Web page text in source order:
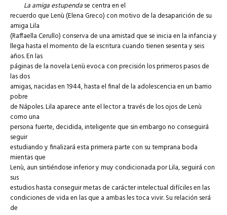
La amiga estupendase centra en el
recuerdo que Lenù (Elena Greco) con motivo de la desaparición de su
amiga Lila
(Raffaella Cerullo) conserva de una amistad que se inicia en la infancia y
llega hasta el momento de la escritura cuando tienen sesenta y seis
años. En las
páginas de la novela Lenù evoca con precisión los primeros pasos de
las dos
amigas, nacidas en 1944, hasta el final de la adolescencia en un barrio
pobre
de Nápoles. Lila aparece ante el lector a través de los ojos de Lenù
como una
persona fuerte, decidida, inteligente que sin embargo no conseguirá
seguir
estudiando y finalizará esta primera parte con su temprana boda
mientas que
Lenù, aun sintiéndose inferior y muy condicionada por Lila, seguirá con
sus
estudios hasta conseguir metas de carácter intelectual difíciles en las
condiciones de vida en las que a ambas les toca vivir. Su relación será
de